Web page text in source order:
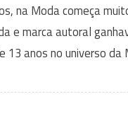
na Moda começa
e marca autoral
13 anos no universo